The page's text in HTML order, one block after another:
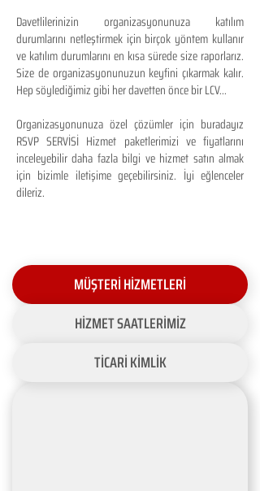
Davetlilerinizin organizasyonunuza katılım
durumlarını netleştirmek için birçok yöntem kullanır
ve katılım durumlarını en kısa sürede size raporlarız.
Size de organizasyonunuzun keyfini çıkarmak kalır.
Hep söylediğimiz gibi her davetten önce bir LCV...
Organizasyonunuza özel çözümler için buradayız
RSVP SERVİSİ Hizmet paketlerimizi ve fiyatlarını
inceleyebilir daha fazla bilgi ve hizmet satın almak
için bizimle iletişime geçebilirsiniz. İyi eğlenceler
dileriz.
MÜŞTERİ HİZMETLERİ
HİZMET SAATLERİMİZ
TİCARİ KİMLİK